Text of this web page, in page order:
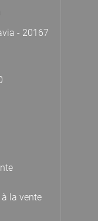
- 20167
la vente